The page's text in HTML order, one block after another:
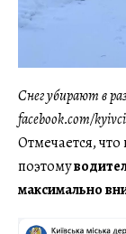
Снег убирают в
facebook.com/
Отмечается,
поэтому
максимально